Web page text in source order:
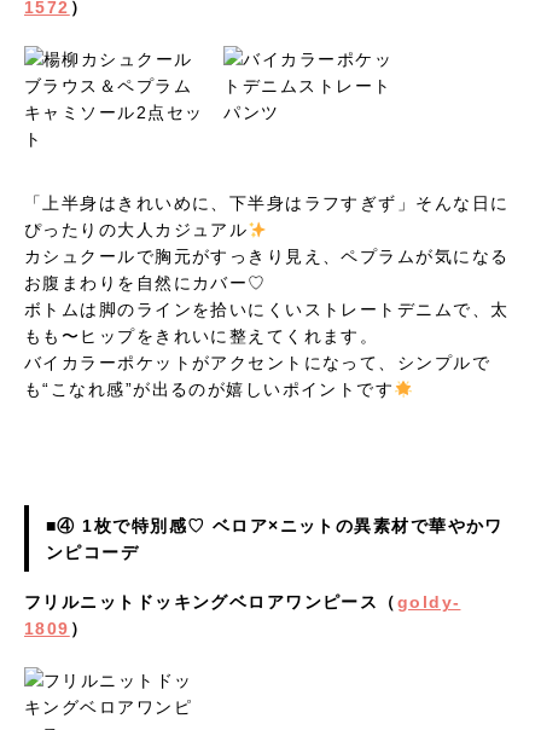
1572 ）
「上半身はきれいめに、下半身はラフすぎず」そんな日に
ぴったりの大人カジュアル
カシュクールで胸元がすっきり見え、ペプラムが気になる
お腹まわりを自然にカバー♡
ボトムは脚のラインを拾いにくいストレートデニムで、太
もも〜ヒップをきれいに整えてくれます。
バイカラーポケットがアクセントになって、シンプルで
も“こなれ感”が出るのが嬉しいポイントです
■④ 1枚で特別感♡ ベロア×ニットの異素材で華やかワ
ンピコーデ
フリルニットドッキングベロアワンピース（goldy-
1809 ）